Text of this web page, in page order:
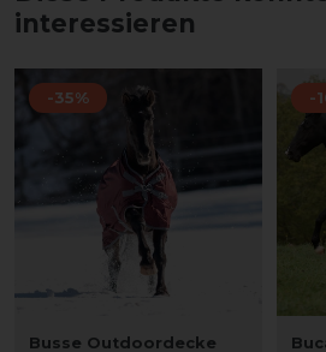
interessieren
-35%
Busse Outdoordecke
-